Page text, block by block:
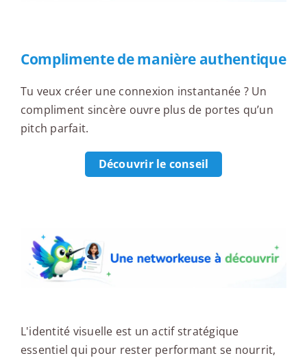
Complimente de manière authentique
Tu veux créer une connexion instantanée ? Un
compliment sincère ouvre plus de portes qu’un
pitch parfait.
Découvrir le conseil
L'identité visuelle est un actif stratégique
essentiel qui pour rester performant se nourrit,